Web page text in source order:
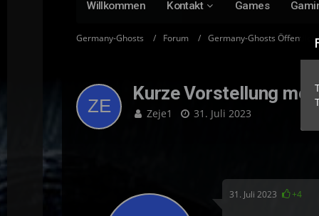
Willkommen Kontakt Games
Germany-Ghosts Forum Germany-Ghosts
Kurze Vorstellung
Zeje1 31. Juli 2023
31. Juli 2023 +4